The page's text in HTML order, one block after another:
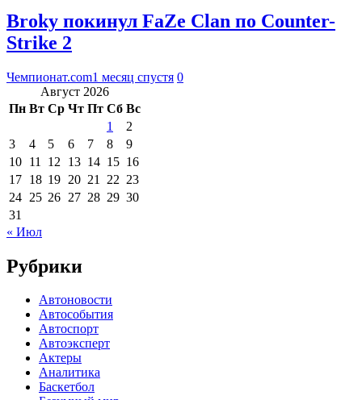
Broky покинул FaZe Clan по Counter-
Strike 2
Чемпионат.com1 месяц спустя 0
Август 2026
Пн Вт Ср Чт Пт Сб Вс
1
2
3
4 5 6 7 8
9
10 11 12 13 14 15 16
17 18 19 20 21 22 23
24 25 26 27 28 29 30
31
« Июл
Рубрики
Автоновости
Автособытия
Автоспорт
Автоэксперт
Актеры
Аналитика
Баскетбол